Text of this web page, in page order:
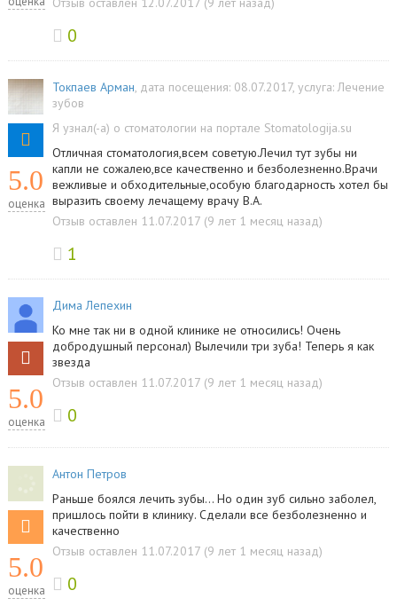
0
5.0
оценка
Токпаев Арман, дата посещения: 08.07.2017, услуга:Лечение
зубов
Я узнал(-а) о стоматологии на портале Stomatologija.su
Отличная стоматология,всем советую.Лечил тут зубы ни
капли не сожалею,все качественно и безболезненно.Врачи
вежливые и обходительные,особую благодарность хотел бы
выразить своему лечащему врачу В.А.
Отзыв оставлен 11.07.2017 (9 лет 1 месяц назад)
1
5.0
оценка
Дима Лепехин
Ко мне так ни в одной клинике не относились! Очень
добродушный персонал) Вылечили три зуба! Теперь я как
звезда
Отзыв оставлен 11.07.2017 (9 лет 1 месяц назад)
0
5.0
оценка
Антон Петров
Раньше боялся лечить зубы... Но один зуб сильно заболел,
пришлось пойти в клинику. Сделали все безболезненно и
качественно
Отзыв оставлен 11.07.2017 (9 лет 1 месяц назад)
0